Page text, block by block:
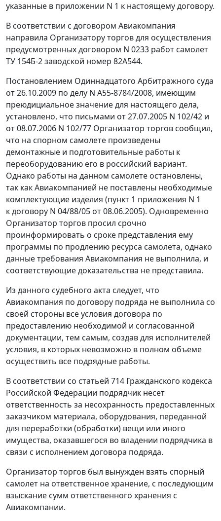
указанные в приложении N 1 к настоящему договору.
В соответствии с договором Авиакомпания
направила Организатору торгов для осуществления
предусмотренных договором N 0233 работ самолет
ТУ 154Б-2 заводской номер 82А544.
Постановлением Одиннадцатого Арбитражного суда
от 26.10.2009 по делу N А55-8784/2008, имеющим
преюдициальное значение для настоящего дела,
установлено, что письмами от 27.07.2005 N 102/42 и
от 08.07.2006 N 102/77 Организатор торгов сообщил,
что на спорном самолете произведены
демонтажные и подготовительные работы к
переоборудованию его в российский вариант.
Однако работы на данном самолете остановлены,
так как Авиакомпанией не поставлены необходимые
комплектующие изделия (пункт 1 приложения N 1
к договору N 04/88/05 от 08.06.2005). Одновременно
Организатор торгов просил срочно
проинформировать о сроке представления ему
программы по продлению ресурса самолета, однако
данные требования Авиакомпания не выполнила, и
соответствующие доказательства не представила.
Из данного судебного акта следует, что
Авиакомпания по договору подряда не выполнила со
своей стороны все условия договора по
предоставлению необходимой и согласованной
документации, тем самым, создав для исполнителей
условия, в которых невозможно в полном объеме
осуществить все подрядные работы.
В соответствии со статьей 714 Гражданского кодекса
Российской Федерации подрядчик несет
ответственность за несохранность предоставленных
заказчиком материала, оборудования, переданной
для переработки (обработки) вещи или иного
имущества, оказавшегося во владении подрядчика в
связи с исполнением договора подряда.
Организатор торгов был вынужден взять спорный
самолет на ответственное хранение, с последующим
взыскание сумм ответственного хранения с
Авиакомпании.